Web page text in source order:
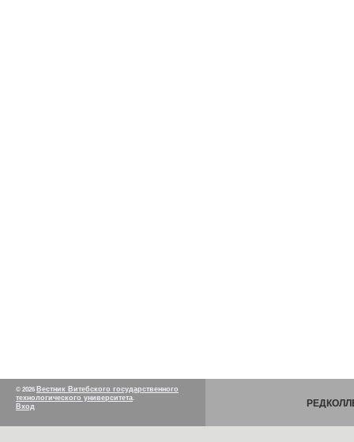
© 2026 Вестник Витебского государственного
технологического университета.
Вход